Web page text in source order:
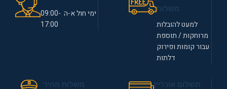
למעט להובלות
מרוחקות / תוספת
עבור קומות ופירוק
דלתות
ימי חול א-ה 09:00-
17:00